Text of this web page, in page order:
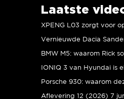
Laatste
IONIQ 3 van Hyundai is
Aflevering 12 (2026) 7